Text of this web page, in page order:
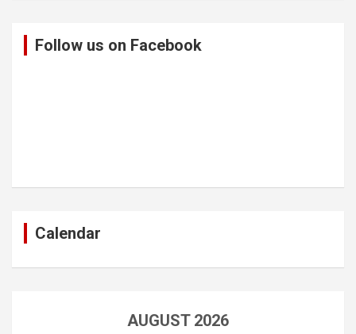
Follow us on Facebook
Calendar
AUGUST 2026